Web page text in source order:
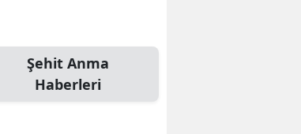
Şehit Anma
Haberleri